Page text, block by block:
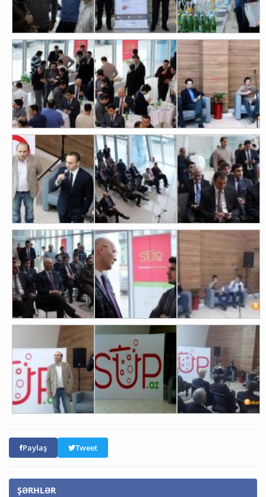
Paylaş Tweet
ŞƏRHLƏR